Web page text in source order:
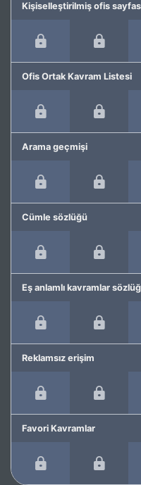
Kişiselleştirilmiş ofis
Ofis Ortak Kavram Listesi
Arama geçmişi
Cümle sözlüğü
Eş anlamlı kavramlar
Reklamsız erişim
Favori Kavramlar